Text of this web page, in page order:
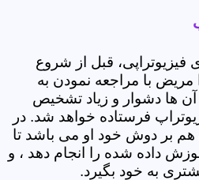
قبل از شروع
مریض با مراجعه نمودن به
ها دشوار و زیاد تشخیص
فرستاده خواهد شد. در
هم بر دوش خود او می باشد تا
داده شده را انجام دهد ، و
به خود بگیرد.